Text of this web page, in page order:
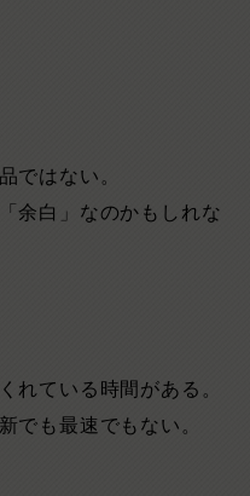
ではない。
余白」なのかもしれな
れている時間がある。
でも最速でもない。